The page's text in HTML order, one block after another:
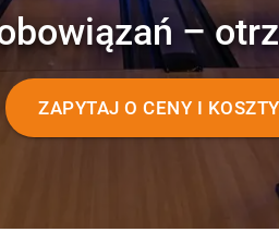
–
ZAPYTAJ O CENY I KOSZTY